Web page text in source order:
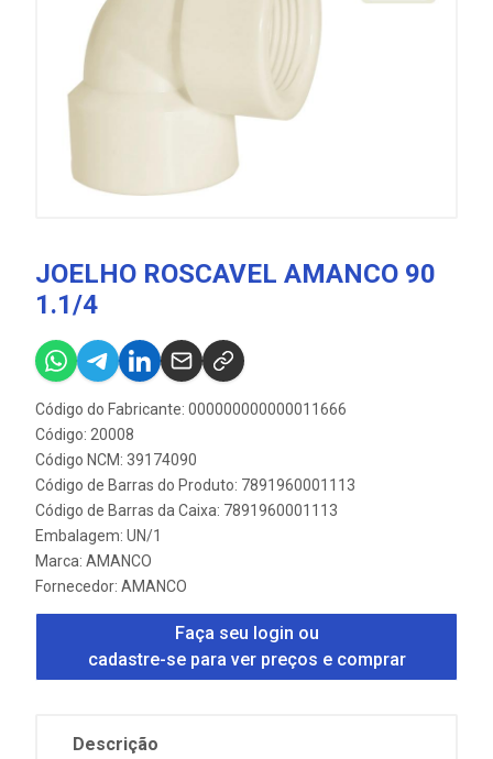
JOELHO ROSCAVEL AMANCO 90
1.1/4
Código do Fabricante: 000000000000011666
Código: 20008
Código NCM: 39174090
Código de Barras do Produto: 7891960001113
Código de Barras da Caixa: 7891960001113
Embalagem: UN/1
Marca: AMANCO
Fornecedor: AMANCO
Faça seu login ou
cadastre-se para ver preços e comprar
Descrição